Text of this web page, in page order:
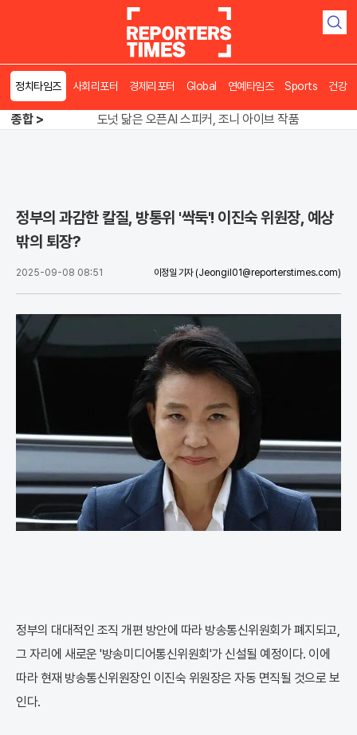
검
정치타임즈 사회리포터 경제리포터 Global 연예타임즈 Sports 건강
종합 >
도넛 닮은 오픈AI 스피커, 조니 아이브 작품
정부의 과감한 칼질, 방통위 '싹둑'! 이진숙 위원장, 예상
밖의 퇴장?
2025-09-08 08:51 이정일 기자 (Jeongil01@reporterstimes.com)
정부의 대대적인 조직 개편 방안에 따라 방송통신위원회가 폐지되고,
그 자리에 새로운 '방송미디어통신위원회'가 신설될 예정이다. 이에
따라 현재 방송통신위원장인 이진숙 위원장은 자동 면직될 것으로 보
인다.